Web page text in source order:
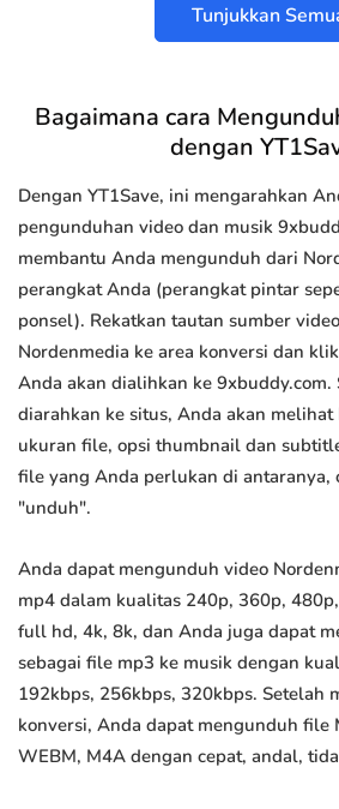
Tunjukkan
Bagaimana cara
dengan
Dengan YT1Save, ini mengarahkan
pengunduhan video dan musik
membantu Anda mengunduh dari
perangkat Anda (perangkat pintar
ponsel). Rekatkan tautan sumber
Nordenmedia ke area konversi dan
Anda akan dialihkan ke 9xbuddy.com.
diarahkan ke situs, Anda akan
ukuran file, opsi thumbnail dan
file yang Anda perlukan di
"unduh".
Anda dapat mengunduh video
mp4 dalam kualitas 240p, 360p,
full hd, 4k, 8k, dan Anda juga dapat
sebagai file mp3 ke musik dengan
192kbps, 256kbps, 320kbps. Setelah
konversi, Anda dapat mengunduh file
WEBM, M4A dengan cepat, andal,